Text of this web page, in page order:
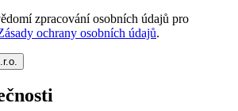
zpracování osobních údajů pro
ochrany osobních údajů.